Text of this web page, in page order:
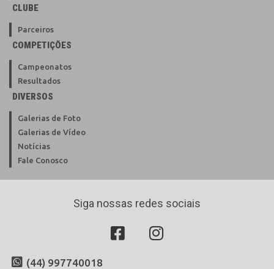
CLUBE
Parceiros
COMPETIÇÕES
Campeonatos
Resultados
DIVERSOS
Galerias de Foto
Galerias de Vídeo
Notícias
Fale Conosco
Siga nossas redes sociais
(44) 997740018